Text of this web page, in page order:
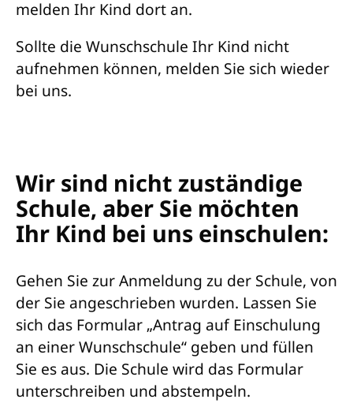
melden Ihr Kind dort an.
Sollte die Wunschschule Ihr Kind nicht
aufnehmen können, melden Sie sich wieder
bei uns.
Wir sind nicht zuständige
Schule, aber Sie möchten
Ihr Kind bei uns einschulen:
Gehen Sie zur Anmeldung zu der Schule, von
der Sie angeschrieben wurden. Lassen Sie
sich das Formular „Antrag auf Einschulung
an einer Wunschschule“ geben und füllen
Sie es aus. Die Schule wird das Formular
unterschreiben und abstempeln.